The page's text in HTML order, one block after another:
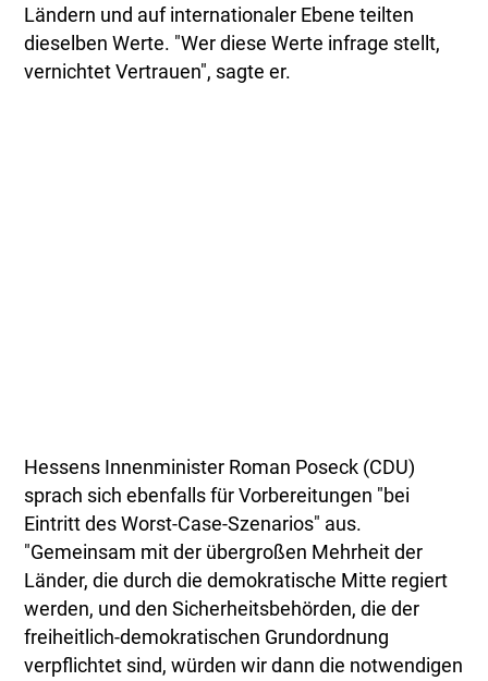
Ländern und auf internationaler Ebene teilten
dieselben Werte. "Wer diese Werte infrage stellt,
vernichtet Vertrauen", sagte er.
Hessens Innenminister Roman Poseck (CDU)
sprach sich ebenfalls für Vorbereitungen "bei
Eintritt des Worst-Case-Szenarios" aus.
"Gemeinsam mit der übergroßen Mehrheit der
Länder, die durch die demokratische Mitte regiert
werden, und den Sicherheitsbehörden, die der
freiheitlich-demokratischen Grundordnung
verpflichtet sind, würden wir dann die notwendigen